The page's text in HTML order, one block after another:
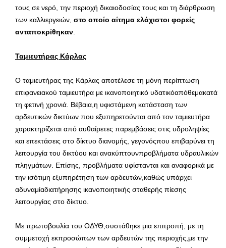
τους σε νερό, την περιοχή δικαιοδοσίας τους και τη διάρθρωση
των καλλιεργειών, στο οποίο αίτημα ελάχιστοι φορείς
ανταποκρίθηκαν
Ταμιευτήρας Κάρλας
Ο ταμιευτήρας της Κάρλας αποτέλεσε τη μόνη περίπτωση
επιφανειακού ταμιευτήρα με ικανοποιητικό υδατικόαπόθεμακατά
τη φετινή χρονιά. Βέβαια,η υφιστάμενη κατάσταση των
αρδευτικών δικτύων που εξυπηρετούνται από τον ταμιευτήρα
χαρακτηρίζεται από αυθαίρετες παρεμβάσεις στις υδροληψίες
και επεκτάσεις στο δίκτυο διανομής, γεγονόςπου επιβαρύνει τη
λειτουργία του δικτύου και ανακύπτουνπροβλήματα υδραυλικών
πληγμάτων. Επίσης, προβλήματα υφίστανται και αναφορικά με
την ισότιμη εξυπηρέτηση των αρδευτών,καθώς υπάρχει
αδυναμίαδιατήρησης ικανοποιητικής σταθερής πίεσης
λειτουργίας στο δίκτυο.
Με πρωτοβουλία του ΟΔΥΘ,συστάθηκε μια επιτροπή, με τη
συμμετοχή εκπροσώπων των αρδευτών της περιοχής,με την